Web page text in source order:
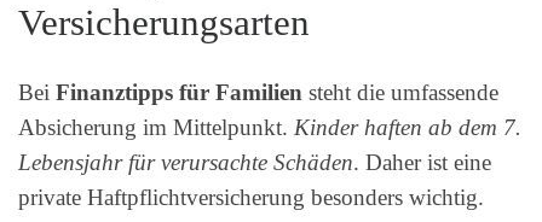
Versicherungsarten
Bei Finanztipps für Familien steht die umfassende
Absicherung im Mittelpunkt. Kinder haften ab dem 7.
Lebensjahr für verursachte Schäden. Daher ist eine
private Haftpflichtversicherung besonders wichtig.